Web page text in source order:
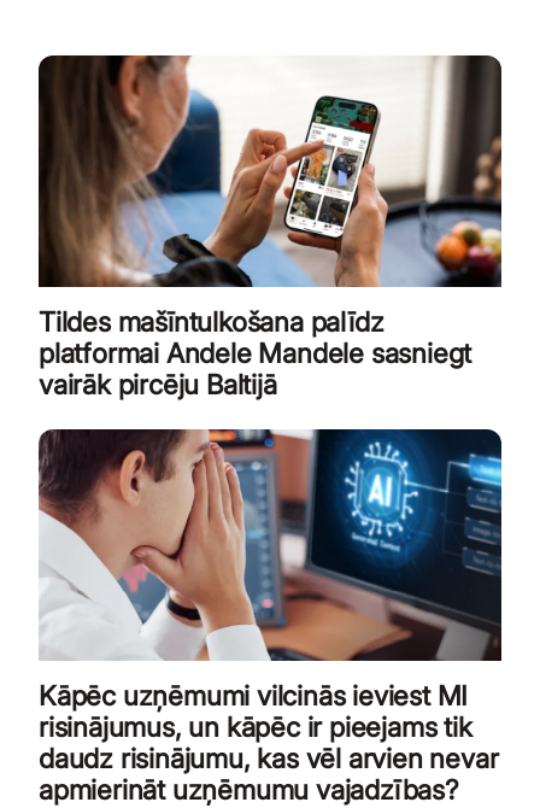
Tildes mašīntulkošana palīdz
platformai Andele Mandele sasniegt
vairāk pircēju Baltijā
Kāpēc uzņēmumi vilcinās ieviest MI
risinājumus, un kāpēc ir pieejams tik
daudz risinājumu, kas vēl arvien nevar
apmierināt uzņēmumu vajadzības?